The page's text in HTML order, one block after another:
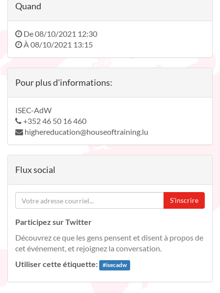
Quand
De08/10/2021 12:30
À08/10/2021 13:15
Pour plus d'informations:
ISEC-AdW
+352 46 50 16 460
highereducation@houseoftraining.lu
Flux social
S'inscrire
Participez sur Twitter
Découvrez ce que les gens pensent et disent à propos de
cet événement, et rejoignez la conversation.
Utiliser cette étiquette:
#isecadw